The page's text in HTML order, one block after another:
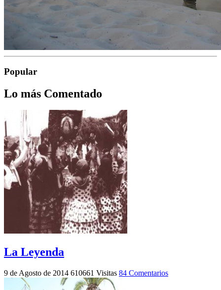
Popular
Lo más Comentado
La Leyenda
9 de Agosto de 2014 610661 Visitas 84 Comentarios